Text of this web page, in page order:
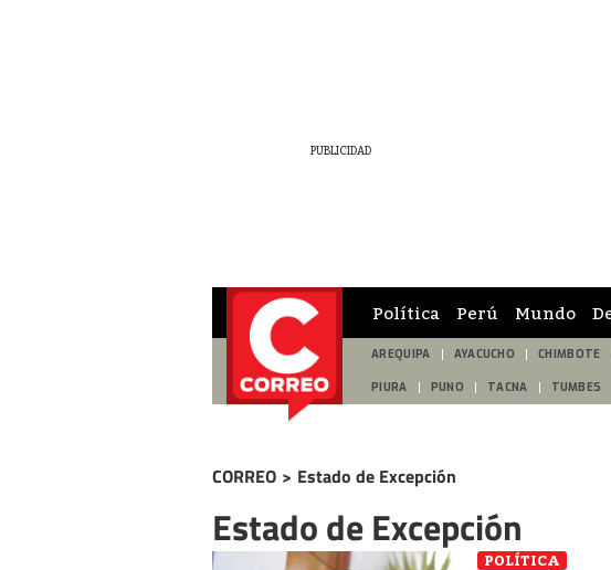
Política Perú Mundo
AREQUIPA AYACUCHO CHIMBOTE
PIURA PUNO TACNA TUMBES
CORREO > Estado de Excepción
Estado de Excepción
POLÍTICA